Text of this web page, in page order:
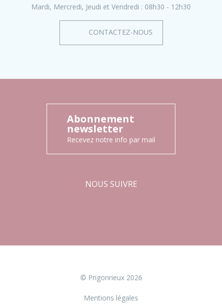
Mardi, Mercredi, Jeudi et Vendredi : 08h30 - 12h30
CONTACTEZ-NOUS
Abonnement
newsletter
Recevez notre info par mail
NOUS SUIVRE
© Prigonrieux 2026
Mentions légales